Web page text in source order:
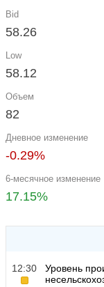
Bid
58.26
Low
58.12
Объем
82
Дневное изменение
-0.29%
6-месячное изменение
17.15%
12:30
Уровень